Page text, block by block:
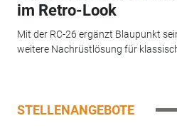
im Retro-Look
Mit der RC-26 ergänzt Blaupunkt
weitere Nachrüstlösung für
STELLENANGEBOTE